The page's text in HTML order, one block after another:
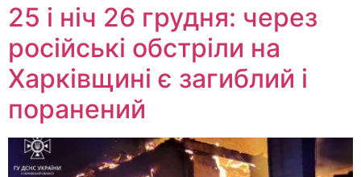
25 і ніч 26 грудня: через
російські обстріли на
Харківщині є загиблий і
поранений